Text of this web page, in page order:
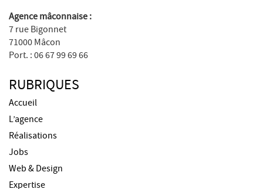
Agence mâconnaise :
7 rue Bigonnet
71000 Mâcon
Port. : 06 67 99 69 66
RUBRIQUES
Accueil
L’agence
Réalisations
Jobs
Web & Design
Expertise